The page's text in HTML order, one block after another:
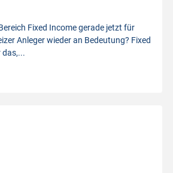
Fixed Income gerade jetzt für
Anleger wieder an Bedeutung? Fixed
das,...